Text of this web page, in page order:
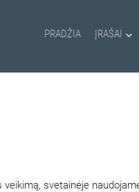
PRADŽIA ĮRAŠAI
svetainėje